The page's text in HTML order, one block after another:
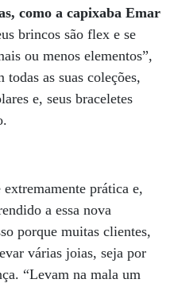
como a capixaba Emar
brincos são flex e se
ou menos elementos”,
as suas coleções,
e, seus braceletes
prática e,
a essa nova
porque muitas clientes,
várias joias, seja por
“Levam na mala um